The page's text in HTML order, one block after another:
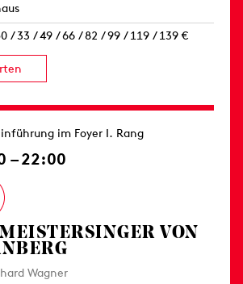
/ 33 / 49 / 66 / 82 / 99 / 119 / 139 €
im Foyer I. Rang
– 22:00
VON
Wagner